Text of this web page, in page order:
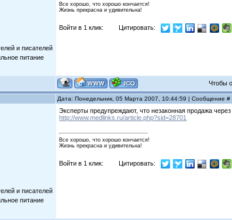
Все хорошо, что хорошо кончается!
Жизнь прекрасна и удивительна!
Войти в 1 клик: Цитировать:
Чтобы
Дата: Понедельник, 05 Марта 2007, 10:44:59 | Сообщение #
Эксперты предупреждают, что незаконная продажа
http://www.medlinks.ru/article.php?sid=28701
Все хорошо, что хорошо кончается!
Жизнь прекрасна и удивительна!
Войти в 1 клик: Цитировать: